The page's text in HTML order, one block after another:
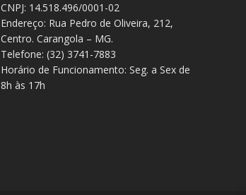
CNPJ: 14.518.496/0001-02
Endereço: Rua Pedro de Oliveira, 212,
Centro. Carangola – MG.
Telefone: (32) 3741-7883
Horário de Funcionamento: Seg. a Sex de
8h às 17h